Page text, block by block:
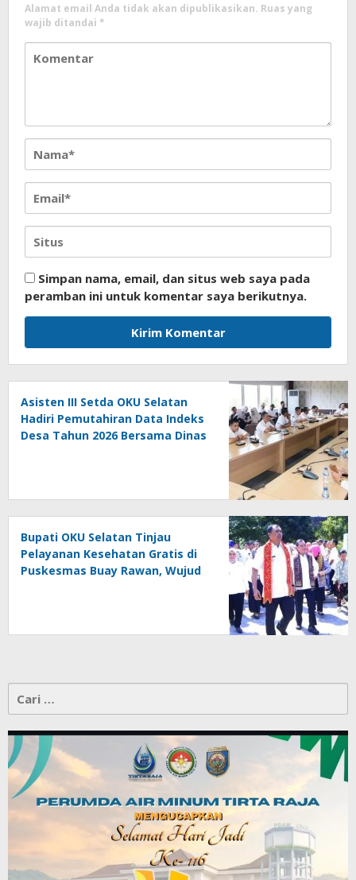
Alamat email Anda tidak akan dipublikasikan. Ruas yang
wajib ditandai *
Simpan nama, email, dan situs web saya pada
peramban ini untuk komentar saya berikutnya.
Asisten III Setda OKU Selatan
Hadiri Pemutahiran Data Indeks
Desa Tahun 2026 Bersama Dinas
Bupati OKU Selatan Tinjau
Pelayanan Kesehatan Gratis di
Puskesmas Buay Rawan, Wujud
untuk: